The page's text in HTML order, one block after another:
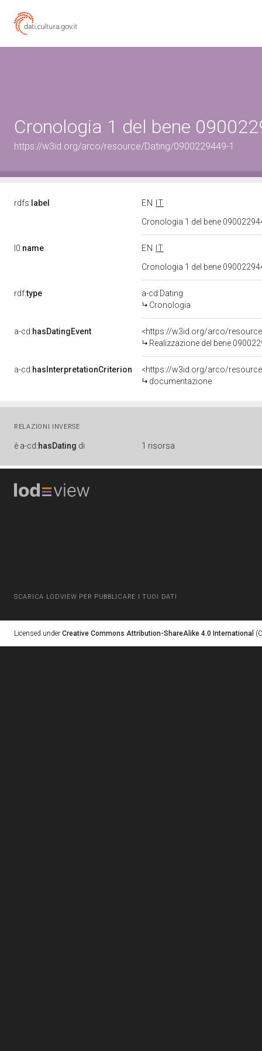
Cronologia 1 del bene
https://w3id.org/arco/resource/Dating/0900229449-1
rdfs: label EN
IT
Cronologia 1 del bene
l0:name EN
IT
Cronologia 1 del bene
rdf:type
a-cd:Dating
Cronologia
a-cd:hasDatingEvent
<https://w3id.org/arco/
Realizzazione del bene
a-cd:hasInterpretationCriterion
<https://w3id.org/arco/
documentazione
RELAZIONI INVERSE
è a-cd:hasDating di 1 risorsa
SCARICA LODVIEW PER PUBBLICARE I TUOI DATI
Licensed under Creative Commons Attribution-ShareAlike 4.0 International